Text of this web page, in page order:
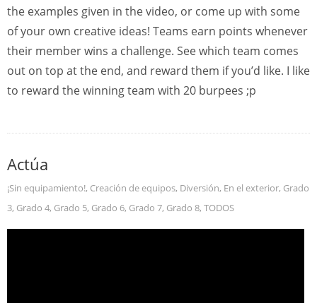
the examples given in the video, or come up with some
of your own creative ideas! Teams earn points whenever
their member wins a challenge. See which team comes
out on top at the end, and reward them if you’d like. I like
to reward the winning team with 20 burpees ;p
Actúa
¡Sin equipamiento!, Creación de equipos, Diversión, En el exterior, Grado
3, Grado 4, Grado 5, Grado 6, Grado 7, Grado 8, TODOS